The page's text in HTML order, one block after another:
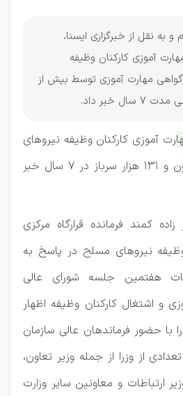
و به نقل از خبرگزاری ایسنا،
آموزی کارکنان وظیفه
مهارت آموزی توسط بیش از
خبر داد.
آموزی کارکنان وظیفه نیروهای
مسلح از آموزش ۱میلیون و ۱۳۱ هزار سرباز در ۷ سال خبر
کمند فرمانده قرارگاه مرکزی
نیروهای مسلح در پاسخ به
هفتمین جلسه شورای عالی
و اشتغال کارکنان وظیفه اظهار
حضور فرماندهان عالی سازمان
از وزرا از جمله وزیر تعاون،
ارتباطات و معاونین سایر وزارت